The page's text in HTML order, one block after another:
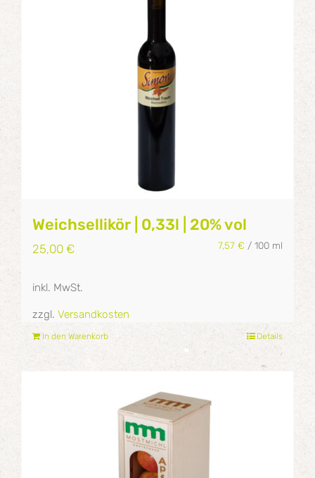
Weichsellikör | 0,33l | 20% vol
25,00 € 7,57€ /100 ml
inkl. MwSt.
zzgl. Versandkosten
In den Warenkorb Details